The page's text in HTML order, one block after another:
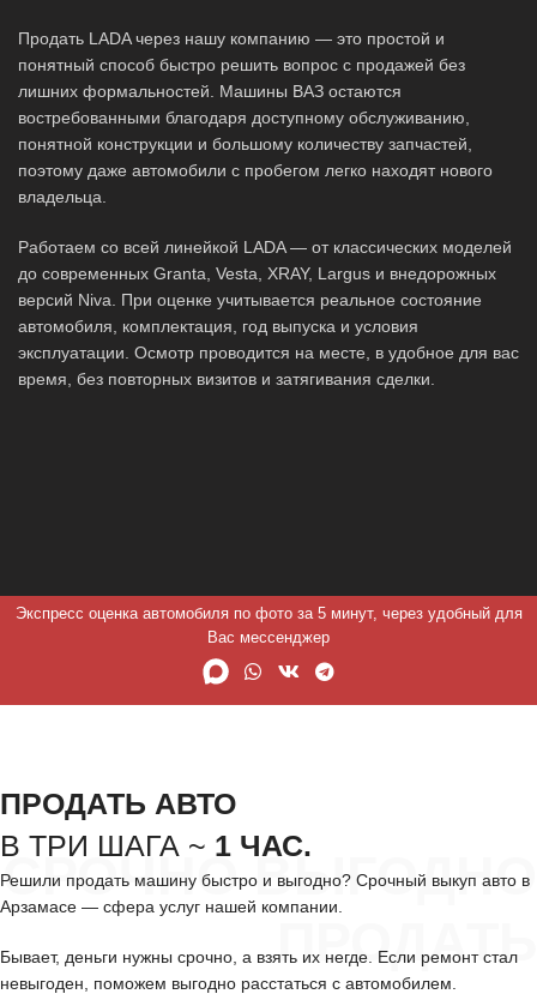
Продать LADA через нашу компанию — это простой и
понятный способ быстро решить вопрос с продажей без
лишних формальностей. Машины ВАЗ остаются
востребованными благодаря доступному обслуживанию,
понятной конструкции и большому количеству запчастей,
поэтому даже автомобили с пробегом легко находят нового
владельца.
Работаем со всей линейкой LADA — от классических моделей
до современных Granta, Vesta, XRAY, Largus и внедорожных
версий Niva. При оценке учитывается реальное состояние
автомобиля, комплектация, год выпуска и условия
эксплуатации. Осмотр проводится на месте, в удобное для вас
время, без повторных визитов и затягивания сделки.
Экспресс оценка автомобиля по фото за 5 минут, через удобный для
Вас мессенджер
СРОЧНО ВЫГОДНО
ПРОДАТЬ
ПРОДАТЬ АВТО
В ТРИ ШАГА ~ 1 ЧАС.
Решили продать машину быстро и выгодно? Срочный выкуп авто в
Арзамасе — сфера услуг нашей компании.
Бывает, деньги нужны срочно, а взять их негде. Если ремонт стал
невыгоден, поможем выгодно расстаться с автомобилем.